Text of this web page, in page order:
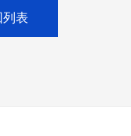
表